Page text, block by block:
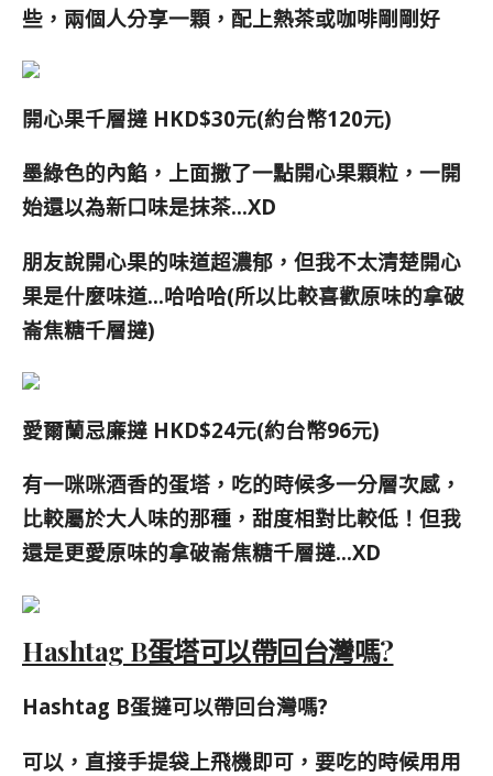
些，兩個人分享一顆，配上熱茶或咖啡剛剛好
開心果千層撻 HKD$30元(約台幣120元)
墨綠色的內餡，上面撒了一點開心果顆粒，一開
始還以為新口味是抹茶…XD
朋友說開心果的味道超濃郁，但我不太清楚開心
果是什麼味道…哈哈哈(所以比較喜歡原味的拿破
崙焦糖千層撻)
愛爾蘭忌廉撻 HKD$24元(約台幣96元)
有一咪咪酒香的蛋塔，吃的時候多一分層次感，
比較屬於大人味的那種，甜度相對比較低！但我
還是更愛原味的拿破崙焦糖千層撻…XD
Hashtag B蛋塔可以帶回台灣嗎?
Hashtag B蛋撻可以帶回台灣嗎?
可以，直接手提袋上飛機即可，要吃的時候用用